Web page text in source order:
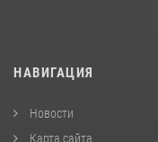
НАВИГАЦИЯ
Новости
Карта сайта